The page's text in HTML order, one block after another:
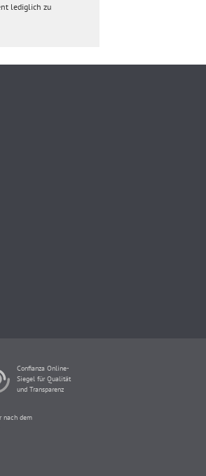
lediglich zu
Confianza Online-
Siegel für Qualität
und Transparenz
nach dem